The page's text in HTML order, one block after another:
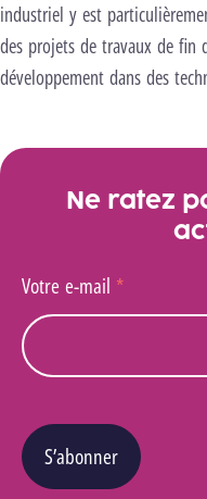
industriel y est
des projets de travaux de fin
développement dans des
Ne ratez
Votre e-mail *
S’abonner